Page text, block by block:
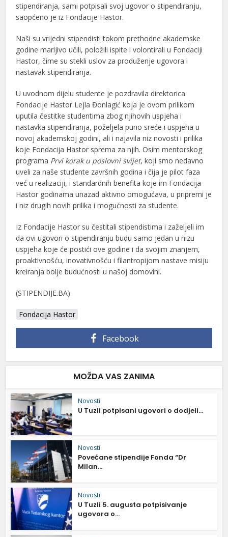
stipendiranja, sami potpisali svoj ugovor o stipendiranju,
saopćeno je iz Fondacije Hastor.
Naši su vrijedni stipendisti tokom prethodne akademske
godine marljivo učili, položili ispite i volontirali u Fondaciji
Hastor, čime su stekli uslov za produženje ugovora i
nastavak stipendiranja.
U uvodnom dijelu studente je pozdravila direktorica
Fondacije Hastor Lejla Đonlagić koja je ovom prilikom
uputila čestitke studentima zbog njihovih uspjeha i
nastavka stipendiranja, poželjela puno sreće i uspjeha u
novoj akademskoj godini, ali i najavila niz novosti i prilika
koje Fondacija Hastor sprema za njih. Osim mentorskog
programa Prvi korak u poslovni svijet, koji smo nedavno
uveli za naše studente završnih godina i čija je pilot faza
već u realizaciji, i standardnih benefita koje im Fondacija
Hastor godinama unazad aktivno omogućava, u pripremi je
i niz drugih novih prilika i mogućnosti za studente.
Iz Fondacije Hastor su čestitali stipendistima i zaželjeli im
da ovi ugovori o stipendiranju budu samo jedan u nizu
uspjeha koje će postići ove godine i da svojim znanjem,
proaktivnošću, inovativnošću i filantropijom nastave misiju
kreiranja bolje budućnosti u našoj domovini.
(STIPENDIJE.BA)
Fondacija Hastor
Facebook
MOŽDA VAS ZANIMA
Novosti
U Tuzli potpisani ugovori o dodjeli...
Novosti
Povećane stipendije Fonda “Dr
Milan...
Novosti
U Tuzli 5. augusta potpisivanje
ugovora o...